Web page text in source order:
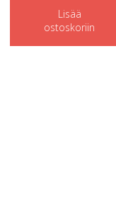
Lisää
ostoskoriin